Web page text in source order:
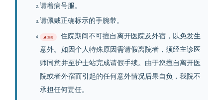
请着病号服。
请佩戴正确标示的手腕带。
重要
住院期间不可擅自离开医院及外宿，以免发生
意外。如因个人特殊原因需请假离院者，须经主诊医
师同意并至护士站完成请假手续。由于您擅自离开医
院或者外宿而引起的任何意外情况后果自负，我院不
承担任何责任。